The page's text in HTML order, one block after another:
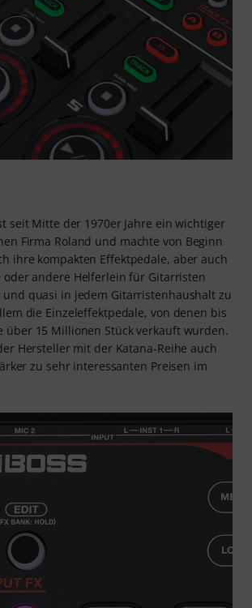
seit Mitte der 1970er Jahre ein wichtiger
Firma Roland und machte von Beginn
ihre kompakten Effektpedale, aber auch
andere Helferlein für Gitarristen
und quasi in jedem Gitarristenhaushalt zu
die Einzeleffektpedale, von denen bis
über 15 Millionen Stück verkauft wurden.
Hersteller mit der Katana-Reihe auch
zu sehr interessanten Preisen im